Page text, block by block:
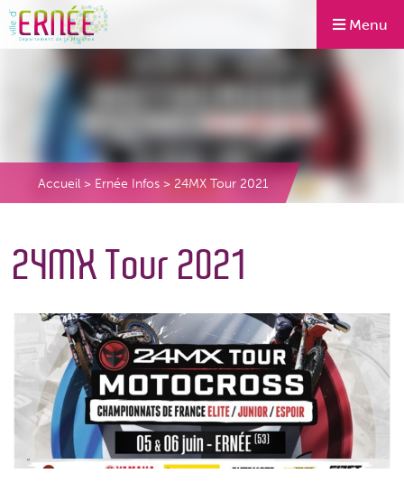
Menu
Accueil > Ernée Infos > 24MX Tour 2021
24MX Tour 2021